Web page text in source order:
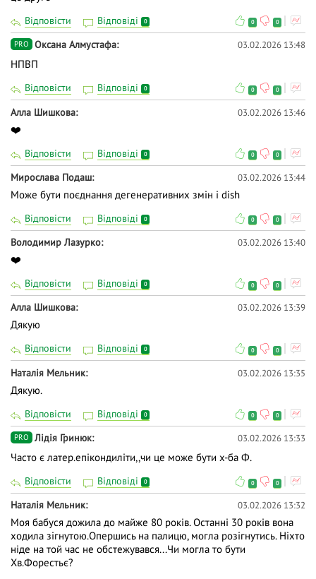
Відповісти Відповіді 0 0 0
PRO Оксана Алмустафа 03.02.2026 13:48
НПВП
Відповісти Відповіді 0 0 0
Алла Шишкова 03.02.2026 13:46
❤️
Відповісти Відповіді 0 0 0
Мирослава Подаш 03.02.2026 13:44
Може бути поєднання дегенеративних змін і dіsh
Відповісти Відповіді 0 0 0
Володимир Лазурко 03.02.2026 13:40
❤️
Відповісти Відповіді 0 0 0
Алла Шишкова 03.02.2026 13:39
Дякую
Відповісти Відповіді 0 0 0
Наталія Мельник 03.02.2026 13:35
Дякую.
Відповісти Відповіді 0 0 0
PRO Лідія Гринюк 03.02.2026 13:33
Часто є латер.епікондиліти,,чи це може бути х-ба Ф.
Відповісти Відповіді 0 0 0
Наталія Мельник 03.02.2026 13:32
Моя бабуся дожила до майже 80 років. Останні 30 років вона
ходила зігнутою.Опершись на палицю, могла розігнутись. Ніхто
ніде на той час не обстежувався...Чи могла то бути
Хв.Форестьє?